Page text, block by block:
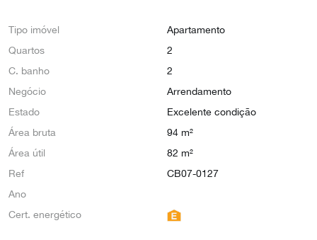
Tipo imóvel
Apartamento
Quartos
2
C. banho
2
Negócio
Arrendamento
Estado
Excelente condição
Área bruta
94 m²
Área útil
82 m²
Ref
CB07-0127
Ano
Cert. energético